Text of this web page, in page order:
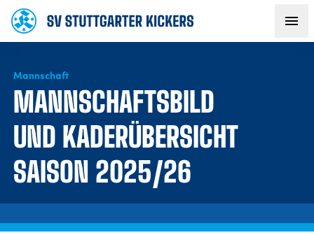
AKTUELLES
TEAM
VEREIN
Mannschaft
MANNSCHAFTSBILD
UND KADERÜBERSICHT
SAISON 2025/26